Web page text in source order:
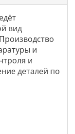
вид
и
и
деталей по